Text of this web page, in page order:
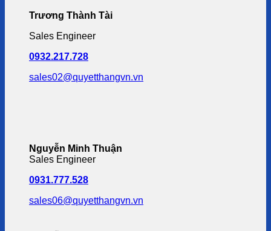
Trương Thành Tài
Sales Engineer
0932.217.728
sales02@quyetthangvn.vn
Nguyễn Minh Thuận
Sales Engineer
0931.777.528
sales06@quyetthangvn.vn